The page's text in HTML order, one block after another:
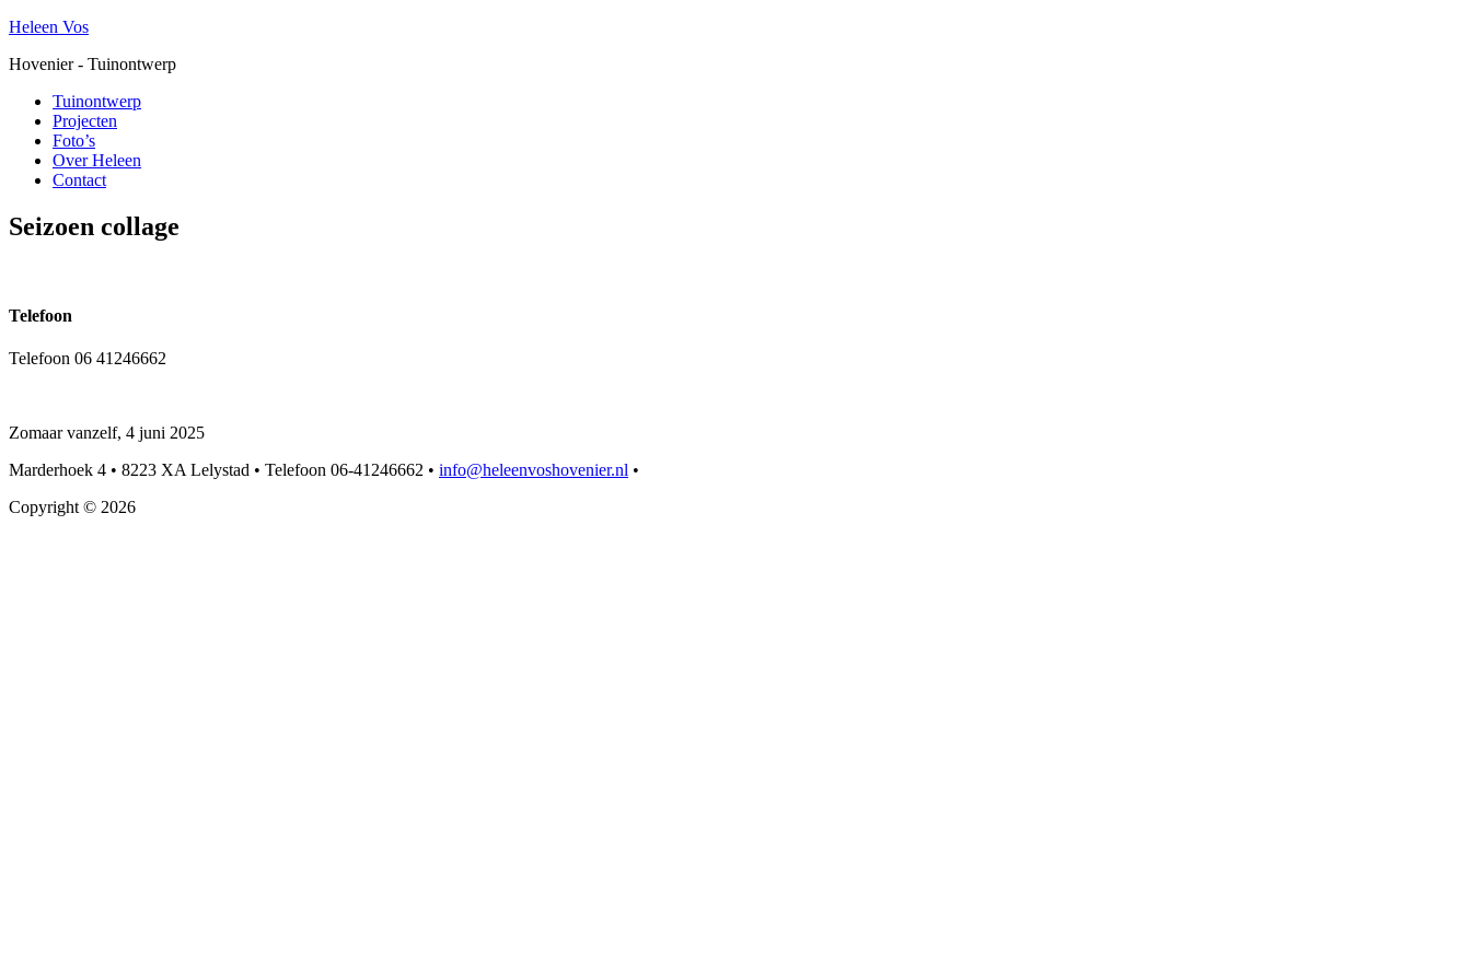
Heleen Vos
Hovenier - Tuinontwerp
Tuinontwerp
Projecten
Foto’s
Over Heleen
Contact
Seizoen collage
Telefoon
Telefoon 06 41246662
Zomaar vanzelf, 4 juni 2025
Marderhoek 4 • 8223 XA Lelystad • Telefoon 06-41246662 • info@heleenvoshovenier.nl •
Copyright © 2026